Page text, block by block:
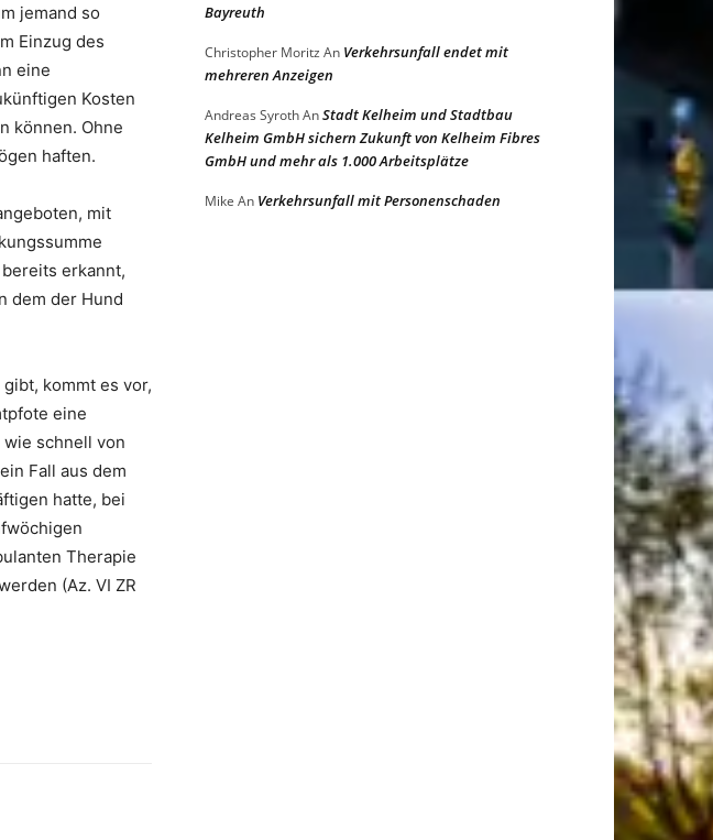
jemand so
Einzug des
eine
Kosten
können. Ohne
haften.
mit
erkannt,
dem der Hund
kommt es vor,
eine
schnell von
Fall aus dem
hatte, bei
Therapie
(Az. VI ZR
Bayreuth
Christopher Moritz An Verkehrsunfall endet mit
mehreren Anzeigen
Andreas SyrothAnStadt Kelheim und Stadtbau
Kelheim GmbH sichern Zukunft von Kelheim Fibres
GmbH und mehr als 1.000 Arbeitsplätze
Mike An Verkehrsunfall mit Personenschaden